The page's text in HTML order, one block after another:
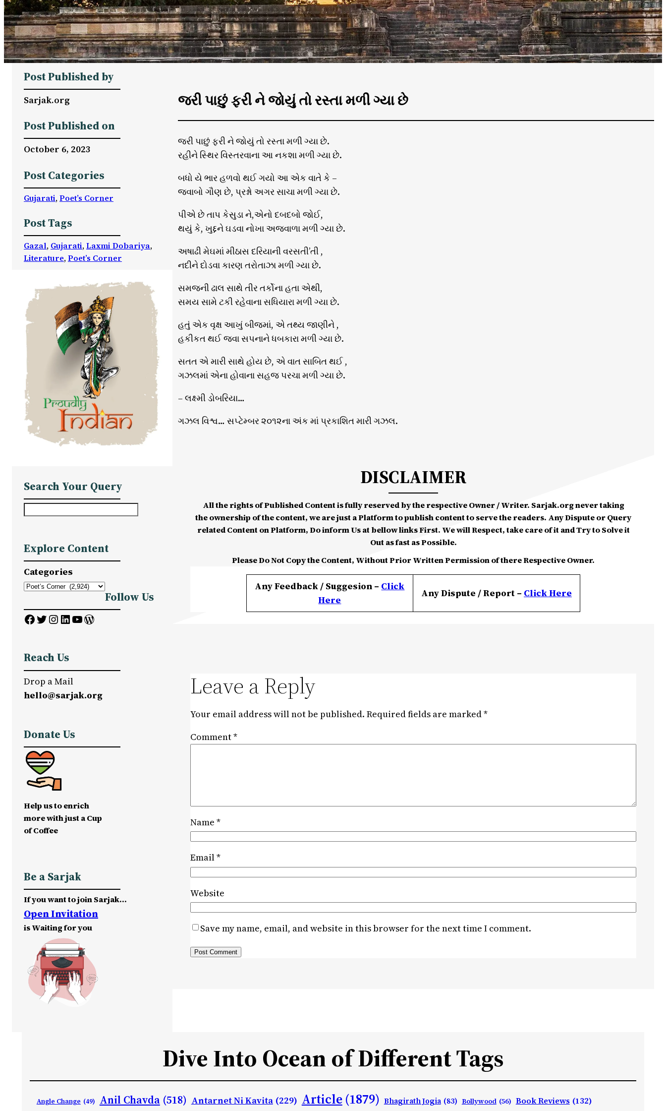
Post Published by
Sarjak.org
Post Published on
October 6, 2023
Post Categories
Gujarati, Poet’s Corner
Post Tags
Gazal, Gujarati, Laxmi Dobariya
Literature, Poet’s Corner
Search Your Query
r
c
h
Explore Content
Categories
Follow Us
Facebook Twitter InstagramLinkedIn YouTube WordPress
Reach Us
Drop a Mail
hello@sarjak.org
Donate Us
Help us to enrich
more with just a Cup
of Coffee
Be a Sarjak
If you want to join Sarjak…
Open Invitation
is Waiting for you
જરી પાછું ફરી ને જોયું તો રસ્તા મળી ગ્યા છે
જરી પાછું ફરી ને જોયું તો રસ્તા મળી ગ્યા છે.
રહીને સ્થિર વિસ્તરવાના આ નકશા મળી ગ્યા છે.
બધો યે ભાર હળવો થઈ ગયો આ એક વાતે કે –
જવાબો ગૌણ છે, પ્રશ્નો અગર સાચા મળી ગ્યા છે.
પીએ છે તાપ કેસુડા ને,એનો દબદબો જોઈ,
થયું કે, ખુદ્દને ઘડવા નોખા અજવાળા મળી ગ્યા છે.
અષાઢી મેઘમાં મીઠાસ દરિયાની વરસતી’તી ,
નદીને દોડવા કારણ તરોતાઝા મળી ગ્યા છે.
સમજની ઢાલ સાથે તીર તર્કોના હતા એથી,
સમય સામે ટકી રહેવાના સધિયારા મળી ગ્યા છે.
હતું એક વૃક્ષ આખું બીજમાં, એ તથ્ય જાણીને ,
હકીકત થઈ જવા સપનાને ધબકારા મળી ગ્યા છે.
સતત એ મારી સાથે હોય છે, એ વાત સાબિત થઈ ,
ગઝલમાં એના હોવાના સહજ પરચા મળી ગ્યા છે.
– લક્ષ્મી ડોબરિયા…
ગઝલ વિશ્વ… સપ્ટેમ્બર ૨૦૧૨ના અંક માં પ્રકાશિત મારી ગઝલ.
DISCLAIMER
All the rights of Published Content is fully reserved by the respective Owner / Writer. Sarjak.org never taking
the ownership of the content, we are just a Platform to publish content to serve the readers. Any Dispute or Query
related Content on Platform, Do inform Us at bellow links First. We will Respect, take care of it and Try to Solve it
Out as fast as Possible.
Please Do Not Copy the Content, Without Prior Written Permission of there Respective Owner.
Any Feedback / Suggesion – Click
Here
Any Dispute / Report – ClickHere
Leave a Reply
Your email address will not be published. Required fields are marked*
Comment*
Name *
Email*
Website
Save my name, email, and website in this browser for the next time I comment.
Dive Into Ocean of Different Tags
Angle Change (49) Anil Chavda (518) Antarnet Ni Kavita (229) Article (1879) Bhagirath Jogia (83) Bollywood (56) Book Reviews (132)